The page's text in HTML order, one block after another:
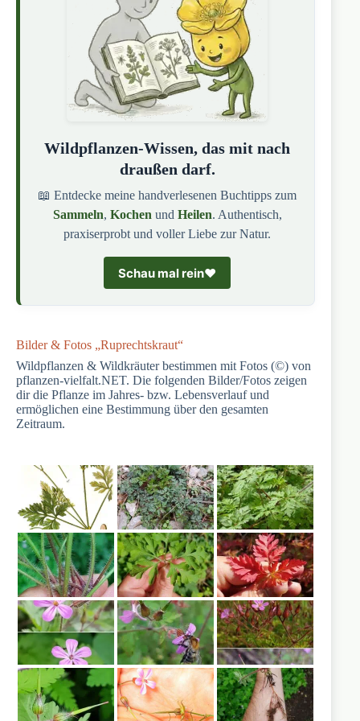
Wildpflanzen-Wissen, das mit nach
draußen darf.
📖 Entdecke meine handverlesenen Buchtipps zum
Sammeln, Kochen und Heilen. Authentisch,
praxiserprobt und voller Liebe zur Natur.
Schau mal rein❤️
Bilder & Fotos „Ruprechtskraut“
Wildpflanzen & Wildkräuter bestimmen mit Fotos (©) von
pflanzen-vielfalt.NET. Die folgenden Bilder/Fotos zeigen
dir die Pflanze im Jahres- bzw. Lebensverlauf und
ermöglichen eine Bestimmung über den gesamten
Zeitraum.